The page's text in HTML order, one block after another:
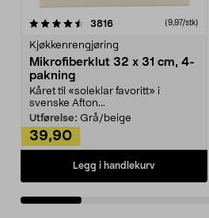
3816anmeldelser(9,97/stk)
Kjøkkenrengjøring
Mikrofiberklut 32 x 31 cm, 4-
pakning
Kåret til «soleklar favoritt» i
svenske Afton...
Utførelse: Grå/beige
39,90
Legg i handlekurv
4.5av 5 stjerner